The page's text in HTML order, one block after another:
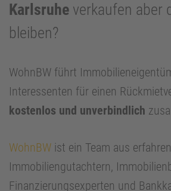
Karlsruhe verkaufen aber
bleiben?
WohnBW führt
Interessenten für einen
kostenlos und unverbindlich
WohnBW ist ein Team aus
Immobiliengutachtern,
Finanzierungsexperten und